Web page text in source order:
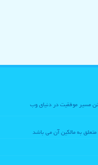
مسیر موفقیت در دنیای وب